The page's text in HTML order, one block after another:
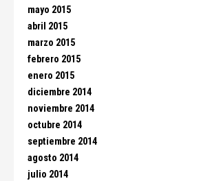
mayo 2015
abril 2015
marzo 2015
febrero 2015
enero 2015
diciembre 2014
noviembre 2014
octubre 2014
septiembre 2014
agosto 2014
julio 2014